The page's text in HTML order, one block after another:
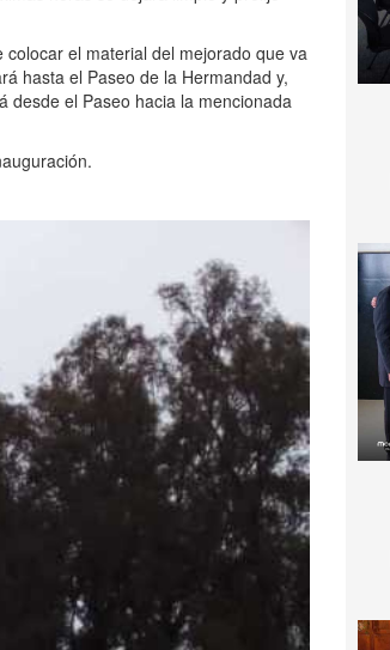
el material del mejorado que va
hasta el Paseo de la Hermandad y,
desde el Paseo hacia la mencionada